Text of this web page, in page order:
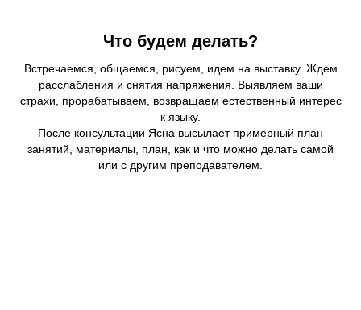
Что будем делать?
Встречаемся, общаемся, рисуем, идем на выставку. Ждем
расслабления и снятия напряжения. Выявляем ваши
страхи, прорабатываем, возвращаем естественный интерес
к языку.
После консультации Ясна высылает примерный план
занятий, материалы, план, как и что можно делать самой
или с другим преподавателем.